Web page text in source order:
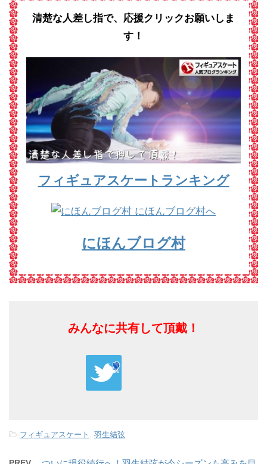
清楚な人差し指で、応援クリックお願いしま
す！
フィギュアスケートランキング
にほんブログ村
みんなに共有して頂戴！
-フィギュアスケート , 羽生結弦